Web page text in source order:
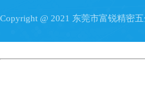
Copyright @ 2021 东莞市富锐精密